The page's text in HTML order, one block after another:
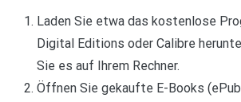
Laden Sie etwa das kostenlose
Digital Editions oder Calibre
Sie es auf Ihrem Rechner.
Öffnen Sie gekaufte E-Books